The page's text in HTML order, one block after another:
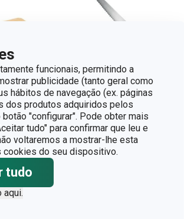
funcionais, permitindo a
publicidade (tanto geral como
hábitos de navegação (ex. páginas
dos produtos adquiridos pelos
"configurar". Pode obter mais
tudo" para confirmar que leu e
voltaremos a mostrar-lhe esta
cookies do seu dispositivo.
tudo
aqui.
cortar
na loja
Faca de pão
PRESTO 20 cm